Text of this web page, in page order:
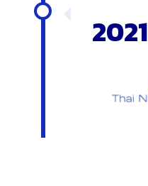
2021